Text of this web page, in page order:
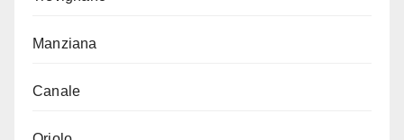
Manziana
Canale